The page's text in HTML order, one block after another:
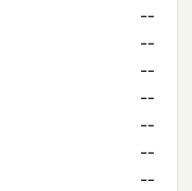
--
--
--
--
--
--
--